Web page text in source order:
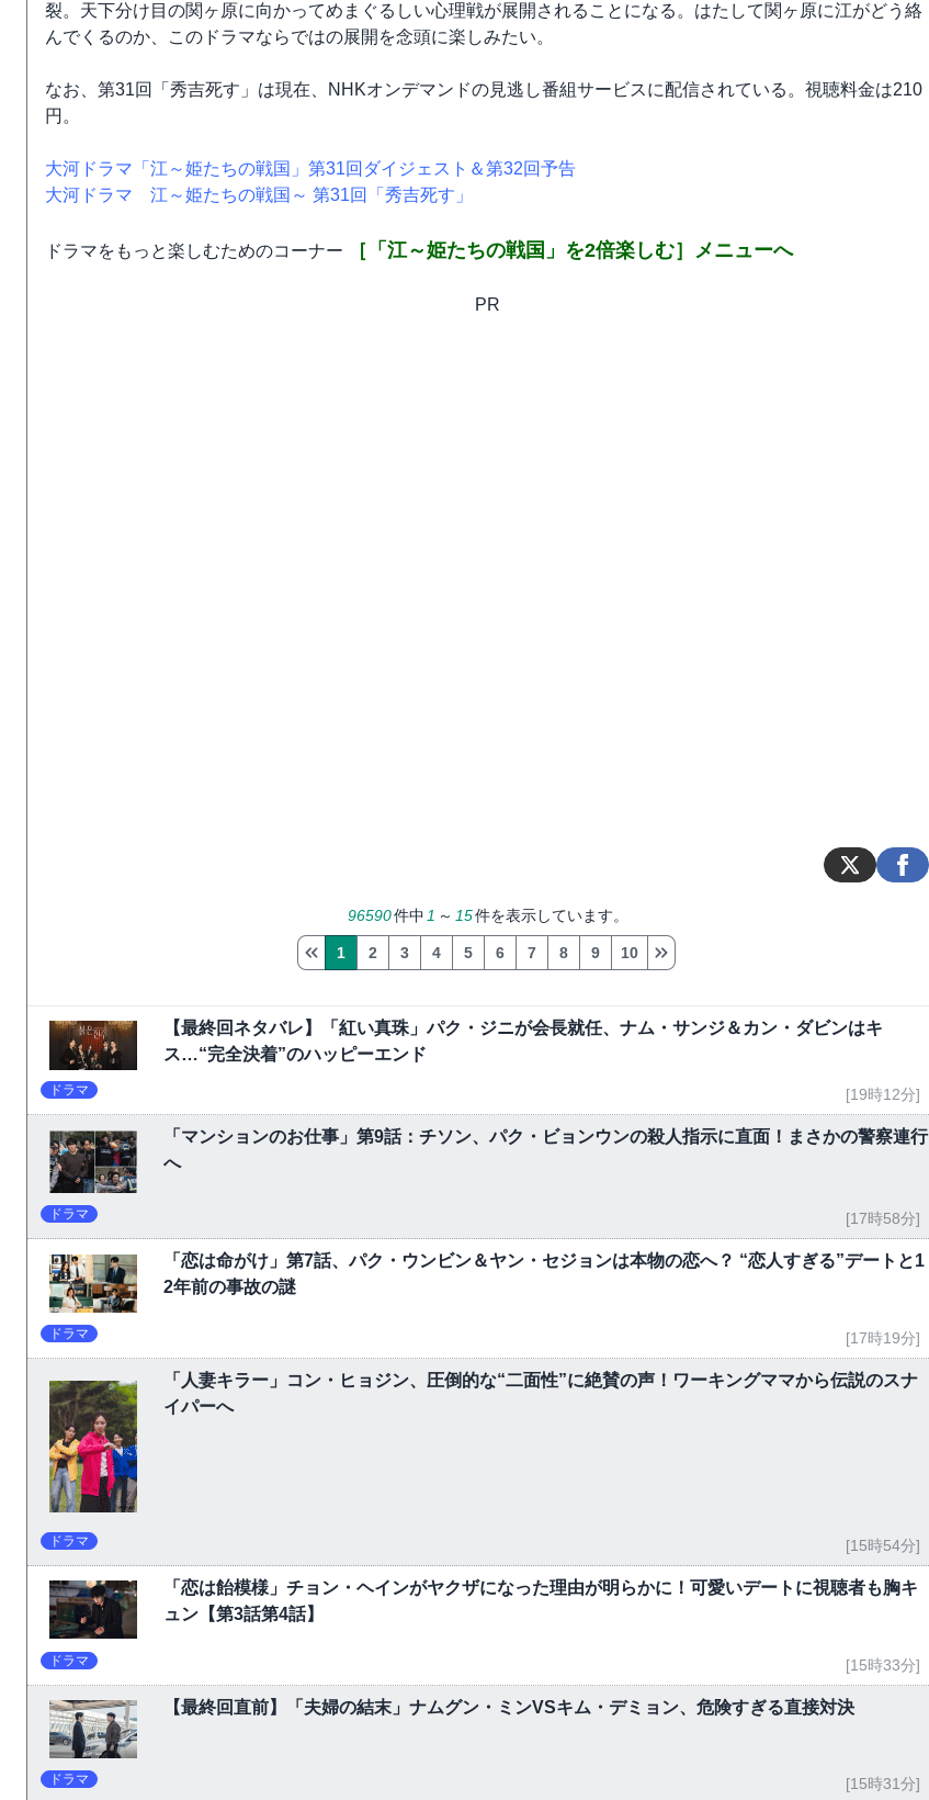
裂。天下分け目の関ヶ原に向かってめまぐるしい心理戦が展開されることになる。はたして関ヶ原に江がどう絡
んでくるのか、このドラマならではの展開を念頭に楽しみたい。
なお、第31回「秀吉死す」は現在、NHKオンデマンドの見逃し番組サービスに配信されている。視聴料金は210
円。
大河ドラマ「江～姫たちの戦国」第31回ダイジェスト＆第32回予告
大河ドラマ 江～姫たちの戦国～ 第31回「秀吉死す」
ドラマをもっと楽しむためのコーナー ［「江～姫たちの戦国」を2倍楽しむ］メニューへ
PR
96590件中 1 ～ 15件を表示しています。
1 2 3 4 5 6 7 8 9 10
【最終回ネタバレ】「紅い真珠」パク・ジニが会長就任、ナム・サンジ＆カン・ダビンはキ
ス…“完全決着”のハッピーエンド
ドラマ [19時12分]
「マンションのお仕事」第9話：チソン、パク・ビョンウンの殺人指示に直面！まさかの警察連行
へ
ドラマ [17時58分]
「恋は命がけ」第7話、パク・ウンビン＆ヤン・セジョンは本物の恋へ？ “恋人すぎる”デートと1
2年前の事故の謎
ドラマ [17時19分]
「人妻キラー」コン・ヒョジン、圧倒的な“二面性”に絶賛の声！ワーキングママから伝説のスナ
イパーへ
ドラマ [15時54分]
「恋は飴模様」チョン・ヘインがヤクザになった理由が明らかに！可愛いデートに視聴者も胸キ
ュン【第3話第4話】
ドラマ [15時33分]
【最終回直前】「夫婦の結末」ナムグン・ミンVSキム・デミョン、危険すぎる直接対決
ドラマ [15時31分]